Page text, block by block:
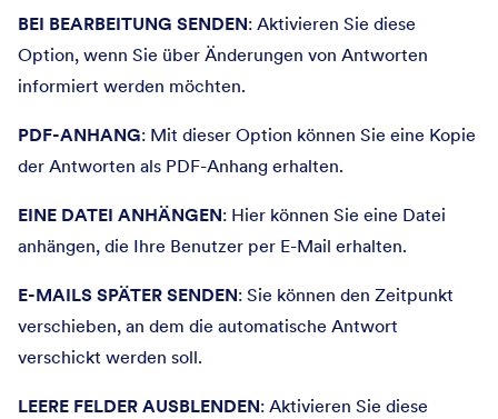
BEI BEARBEITUNG SENDEN: Aktivieren Sie diese
Option, wenn Sie über Änderungen von Antworten
informiert werden möchten.
PDF-ANHANG: Mit dieser Option können Sie eine Kopie
der Antworten als PDF-Anhang erhalten.
EINE DATEI ANHÄNGEN: Hier können Sie eine Datei
anhängen, die Ihre Benutzer per E-Mail erhalten.
E-MAILS SPÄTER SENDEN: Sie können den Zeitpunkt
verschieben, an dem die automatische Antwort
verschickt werden soll.
LEERE FELDER AUSBLENDEN: Aktivieren Sie diese